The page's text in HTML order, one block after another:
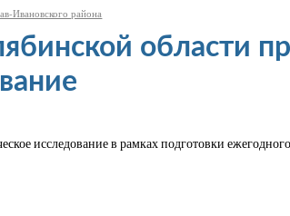
Ивановского района
области
исследование в рамках подготовки